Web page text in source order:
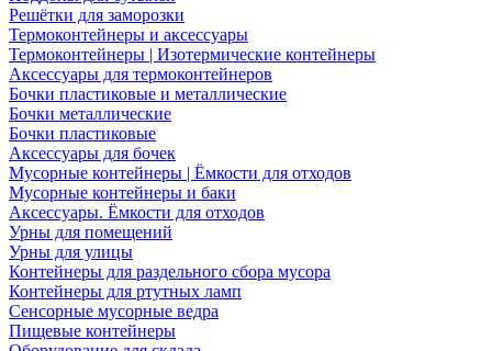
Решётки для заморозки
Термоконтейнеры и аксессуары
Термоконтейнеры | Изотермические контейнеры
Аксессуары для термоконтейнеров
Бочки пластиковые и металлические
Бочки металлические
Бочки пластиковые
Аксессуары для бочек
Мусорные контейнеры | Ёмкости для отходов
Мусорные контейнеры и баки
Аксессуары. Ёмкости для отходов
Урны для помещений
Урны для улицы
Контейнеры для раздельного сбора мусора
Контейнеры для ртутных ламп
Сенсорные мусорные ведра
Пищевые контейнеры